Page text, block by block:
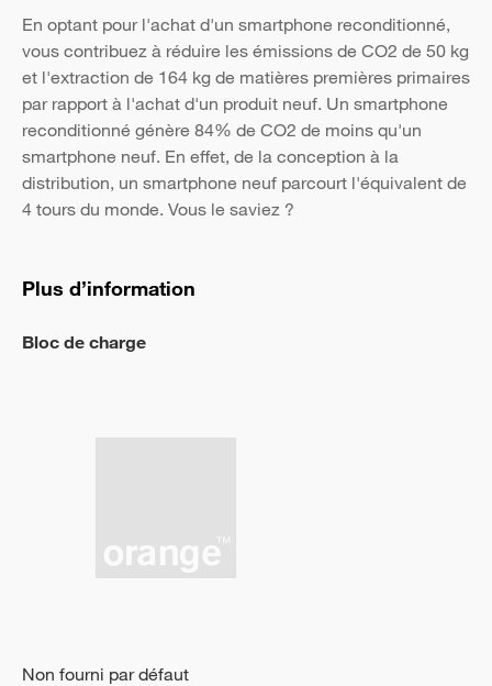
En optant pour l'achat d'un smartphone reconditionné,
vous contribuez à réduire les émissions de CO2 de 50 kg
et l'extraction de 164 kg de matières premières primaires
par rapport à l'achat d'un produit neuf. Un smartphone
reconditionné génère 84% de CO2 de moins qu'un
smartphone neuf. En effet, de la conception à la
distribution, un smartphone neuf parcourt l'équivalent de
4 tours du monde. Vous le saviez ?
Plus d’information
Bloc de charge
Non fourni par défaut